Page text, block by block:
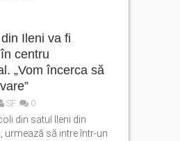
Ileni va fi
centru
„Vom încerca să
SF 0
din satul Ileni din
urmează să intre într-un